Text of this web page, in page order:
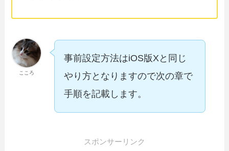
こころ
事前設定方法はiOS版Xと同じ
やり方となりますので次の章で
手順を記載します。
スポンサーリンク